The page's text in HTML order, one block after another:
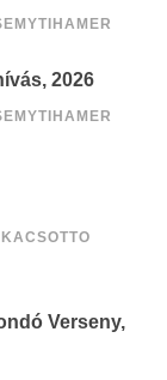
2026
Verseny,